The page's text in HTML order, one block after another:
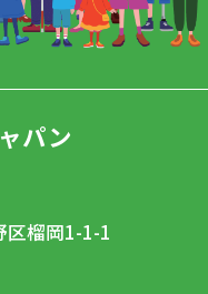
パン
区榴岡1-1-1